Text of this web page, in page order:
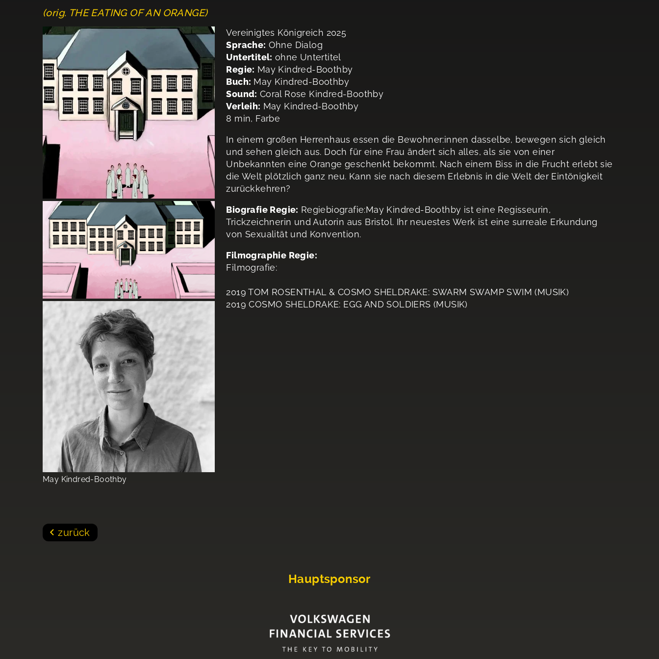
(orig. THE EATING OF AN ORANGE)
May Kindred-Boothby
Vereinigtes Königreich 2025
Sprache: Ohne Dialog
Untertitel: ohne Untertitel
Regie: May Kindred-Boothby
Buch: May Kindred-Boothby
Sound: Coral Rose Kindred-Boothby
Verleih: May Kindred-Boothby
8 min, Farbe
In einem großen Herrenhaus essen die Bewohner:innen dasselbe, bewegen sich gleich
und sehen gleich aus. Doch für eine Frau ändert sich alles, als sie von einer
Unbekannten eine Orange geschenkt bekommt. Nach einem Biss in die Frucht erlebt sie
die Welt plötzlich ganz neu. Kann sie nach diesem Erlebnis in die Welt der Eintönigkeit
zurückkehren?
Biografie Regie: Regiebiografie:May Kindred-Boothby ist eine Regisseurin,
Trickzeichnerin und Autorin aus Bristol. Ihr neuestes Werk ist eine surreale Erkundung
von Sexualität und Konvention.
Filmographie Regie:
Filmografie:
2019 TOM ROSENTHAL & COSMO SHELDRAKE: SWARM SWAMP SWIM (MUSIK)
2019 COSMO SHELDRAKE: EGG AND SOLDIERS (MUSIK)
zurück
Hauptsponsor